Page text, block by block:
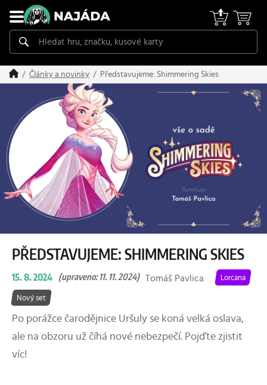
Články a novinky Představujeme: Shimmering Skies
PŘEDSTAVUJEME: SHIMMERING SKIES
15. 8. 2024 (upraveno: 11. 11. 2024) Tomáš Pavlica Lorcana
Nový set
Po porážce čarodějnice Uršuly se koná velká oslava,
ale na obzoru už číhá nové nebezpečí. Pojďte zjistit
víc!